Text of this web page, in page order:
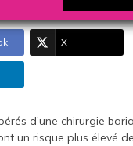
X
d’une chirurgie
un risque plus élevé